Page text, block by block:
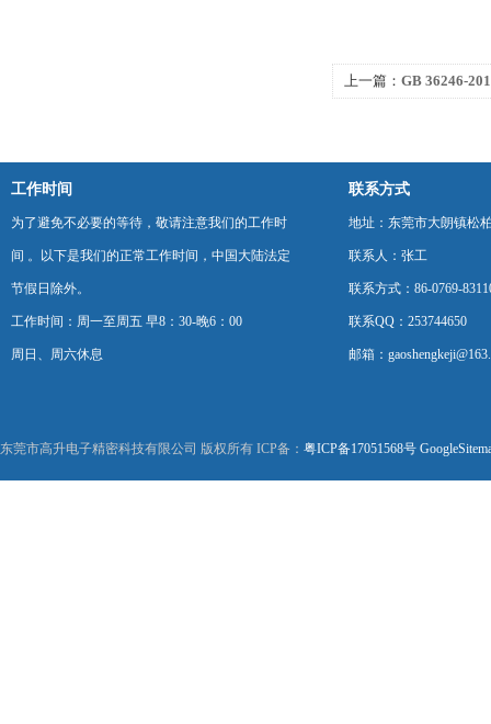
上一篇： GB 36246-
工作时间
为了避免不必要的等待，敬请注意我们的工作时
间 。以下是我们的正常工作时间，中国大陆法定
节假日除外。
工作时间：周一至周五 早8：30-晚6：00
周日、周六休息
联系方式
地址：东莞市大朗镇松
联系人：张工
联系方式：86-0769-
联系QQ：253744650
邮箱：
东莞市高升电子精密科技有限公司 版权所有 ICP备： 粤ICP备17051568号